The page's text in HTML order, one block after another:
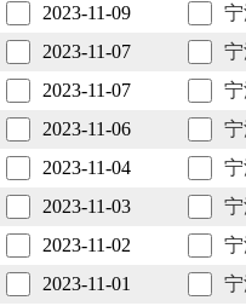
2023-11-09
2023-11-07
2023-11-07
2023-11-06
2023-11-04
2023-11-03
2023-11-02
2023-11-01